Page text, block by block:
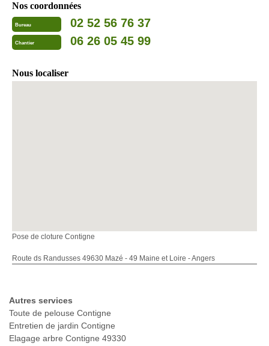
Nos coordonnées
Bureau 02 52 56 76 37
Chantier 06 26 05 45 99
Nous localiser
Pose de cloture Contigne
Route ds Randusses 49630 Mazé - 49 Maine et Loire - Angers
Autres services
Toute de pelouse Contigne
Entretien de jardin Contigne
Elagage arbre Contigne 49330